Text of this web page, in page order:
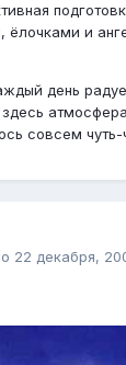
и
день
совсем чуть-
22 декабря,